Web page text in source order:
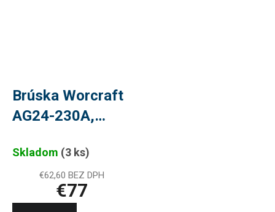
Brúska Worcraft
AG24-230A,
mm,uhlová,
SoftSTART, PLU
Skladom (3 ks)
€62,60 BEZ DPH
€77